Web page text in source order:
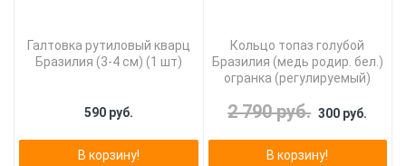
Галтовка рутиловый кварц
Бразилия (3-4 см) (1 шт)
590 руб.
В корзину!
Кольцо топаз голубой
Бразилия (медь родир. бел.)
огранка (регулируемый)
2 790 руб. 300 руб.
В корзину!